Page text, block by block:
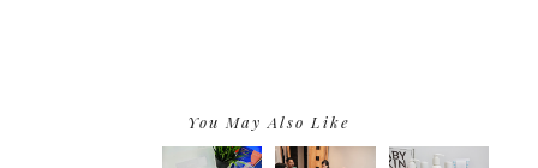
You May Also Like